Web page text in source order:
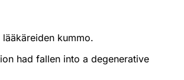
kummo.
had fallen into a degenerative